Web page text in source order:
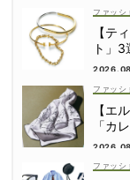
ファッシ
【テ
ト」
ファッシ
【エ
「カ
ファッシ